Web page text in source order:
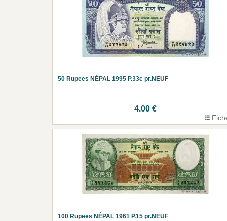
50 Rupees NÉPAL 1995 P.33c pr.NEUF
4.00 €
100 Rupees NÉPAL 1961 P.15 pr.NEUF